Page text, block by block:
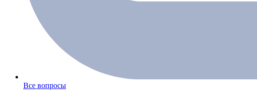
Все вопросы